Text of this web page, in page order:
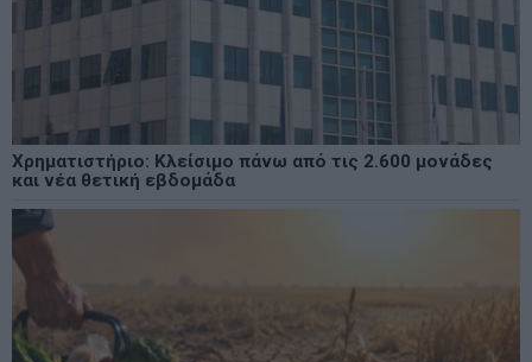
Χρηματιστήριο: Κλείσιμο πάνω από τις 2.600 μονάδες
και νέα θετική εβδομάδα